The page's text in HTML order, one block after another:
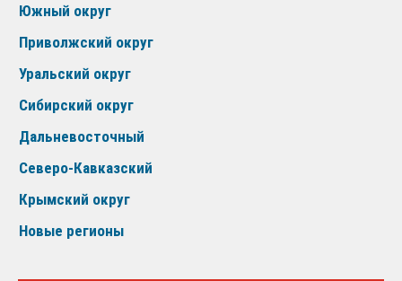
Южный округ
Приволжский округ
Уральский округ
Сибирский округ
Дальневосточный
Северо-Кавказский
Крымский округ
Новые регионы